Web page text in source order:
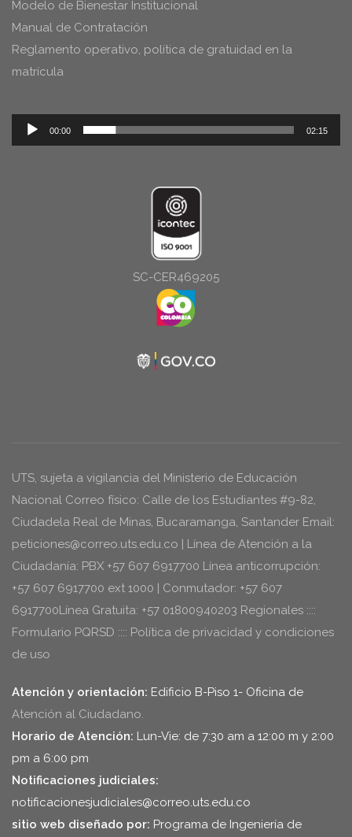
Modelo de Bienestar Institucional
Manual de Contratación
Reglamento operativo, política de gratuidad en la
matrícula
Reproductor
de
00:00 02:15
SC-CER469205
UTS, sujeta a vigilancia del Ministerio de Educación
Nacional Correo físico: Calle de los Estudiantes #9-82,
Ciudadela Real de Minas, Bucaramanga, Santander Email:
peticiones@correo.uts.edu.co | Línea de Atención a la
Ciudadanía: PBX +57 607 6917700 Línea anticorrupción:
+57 607 6917700 ext 1000 | Conmutador: +57 607
6917700Línea Gratuita: +57 01800940203 Regionales ::::
Formulario PQRSD :::: Política de privacidad y condiciones
de uso
Atención y orientación: Edificio B-Piso 1- Oficina de
Atención al Ciudadano.
Horario de Atención: Lun-Vie: de 7:30 am a 12:00 m y 2:00
pm a 6:00 pm
Notificaciones judiciales:
notificacionesjudiciales@correo.uts.edu.co
sitio web diseñado por: Programa de Ingeniería de